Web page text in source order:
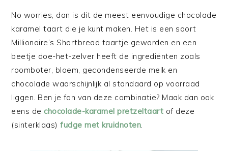
No worries, dan is dit de meest eenvoudige chocolade
karamel taart die je kunt maken. Het is een soort
Millionaire’s Shortbread taartje geworden en een
beetje doe-het-zelver heeft de ingrediënten zoals
roomboter, bloem, gecondenseerde melk en
chocolade waarschijnlijk al standaard op voorraad
liggen. Ben je fan van deze combinatie? Maak dan ook
eens dechocolade-karamel pretzeltaart of deze
(sinterklaas)fudge met kruidnoten.